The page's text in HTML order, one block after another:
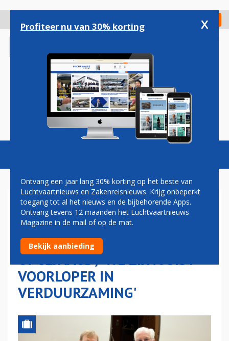
gaan
Check in
Magazine Podcasts Vacatures
NEDERLANDSE
ZAKENLUCHTVAART VOELT
ZICH ONBEGREPEN EN
OPGEJAAGD; 'WE ZIJN JUIST
VOORLOPER IN
VERDUURZAMING'
Profiteer nu van 30% korting x
Ontvang een jaar lang 30% korting op het beste van
Luchtvaartnieuws en Zakenreisnieuws. Krijg onbeperkt
toegang tot al het nieuws en de bijbehorende Apps.
Ontvang tevens 12 maanden het Luchtvaartnieuws
Magazine in de mail of op de mat.
Bekijk aanbieding